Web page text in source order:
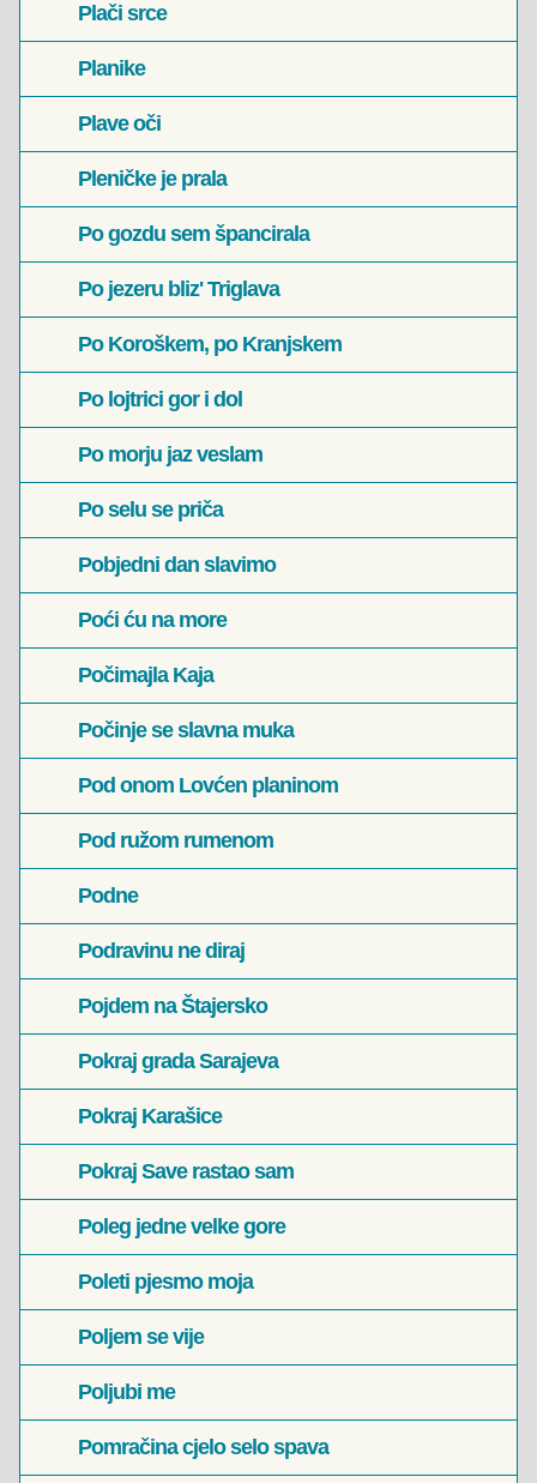
Plači srce
Planike
Plave oči
Pleničke je prala
Po gozdu sem špancirala
Po jezeru bliz' Triglava
Po Koroškem, po Kranjskem
Po lojtrici gor i dol
Po morju jaz veslam
Po selu se priča
Pobjedni dan slavimo
Poći ću na more
Počimajla Kaja
Počinje se slavna muka
Pod onom Lovćen planinom
Pod ružom rumenom
Podne
Podravinu ne diraj
Pojdem na Štajersko
Pokraj grada Sarajeva
Pokraj Karašice
Pokraj Save rastao sam
Poleg jedne velke gore
Poleti pjesmo moja
Poljem se vije
Poljubi me
Pomračina cjelo selo spava